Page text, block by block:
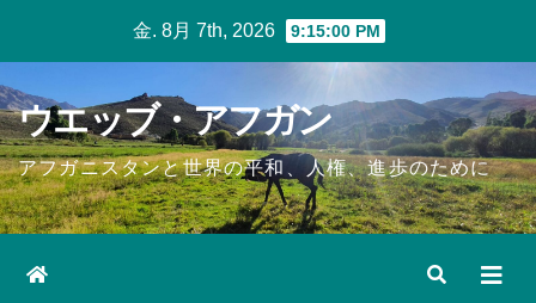
content
金. 8月 7th, 2026 9:15:01 PM
ウエッブ・アフガン
アフガニスタンと世界の平和、人権、進歩のために